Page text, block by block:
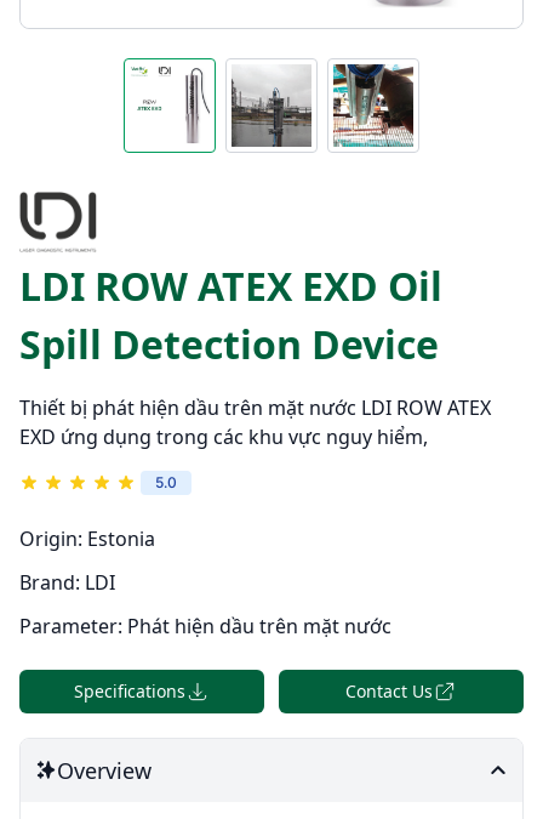
LDI ROW ATEX EXD Oil
Spill Detection Device
Thiết bị phát hiện dầu trên mặt nước LDI ROW ATEX
EXD ứng dụng trong các khu vực nguy hiểm,
5.0
Origin: Estonia
Brand: LDI
Parameter: Phát hiện dầu trên mặt nước
Specifications Contact Us
Overview